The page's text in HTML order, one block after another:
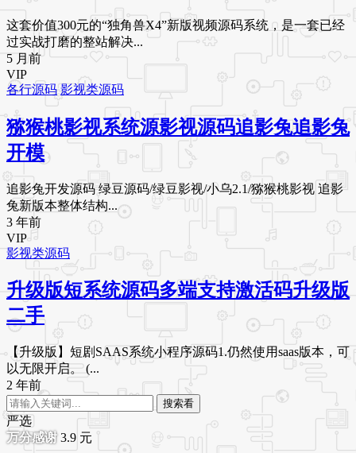
这套价值300元的“独角兽X4”新版视频源码系统，是一套已经
过实战打磨的整站解决...
5 月前
VIP
各行源码 影视类源码
猕猴桃影视系统源影视源码追影兔追影兔
开模
追影兔开发源码 绿豆源码/绿豆影视/小乌2.1/猕猴桃影视 追影
兔新版本整体结构...
3 年前
VIP
影视类源码
升级版短系统源码多端支持激活码升级版
二手
【升级版】短剧SAAS系统小程序源码1.仍然使用saas版本，可
以无限开启。 (...
2 年前
搜索看
严选
3.9 元